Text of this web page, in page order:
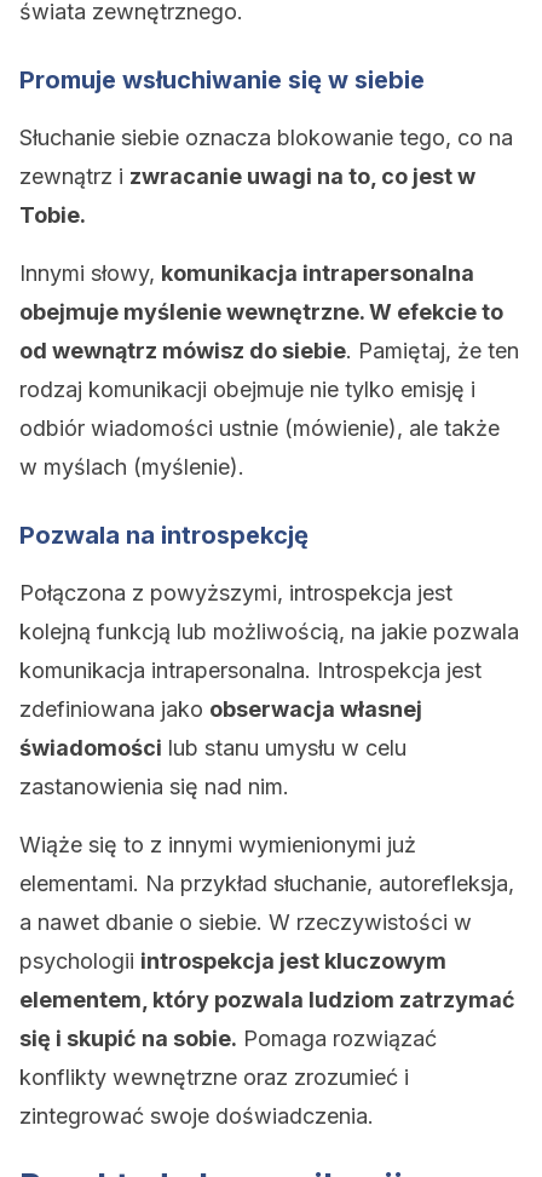
świata zewnętrznego.
Promuje wsłuchiwanie się w siebie
Słuchanie siebie oznacza blokowanie tego, co na
zewnątrz i zwracanie uwagi na to, co jest w
Tobie.
Innymi słowy, komunikacja intrapersonalna
obejmuje myślenie wewnętrzne. W efekcie to
od wewnątrz mówisz do siebie. Pamiętaj, że ten
rodzaj komunikacji obejmuje nie tylko emisję i
odbiór wiadomości ustnie (mówienie), ale także
w myślach (myślenie).
Pozwala na introspekcję
Połączona z powyższymi, introspekcja jest
kolejną funkcją lub możliwością, na jakie pozwala
komunikacja intrapersonalna. Introspekcja jest
zdefiniowana jako obserwacja własnej
świadomości lub stanu umysłu w celu
zastanowienia się nad nim.
Wiąże się to z innymi wymienionymi już
elementami. Na przykład słuchanie, autorefleksja,
a nawet dbanie o siebie. W rzeczywistości w
psychologii introspekcja jest kluczowym
elementem, który pozwala ludziom zatrzymać
się i skupić na sobie. Pomaga rozwiązać
konflikty wewnętrzne oraz zrozumieć i
zintegrować swoje doświadczenia.